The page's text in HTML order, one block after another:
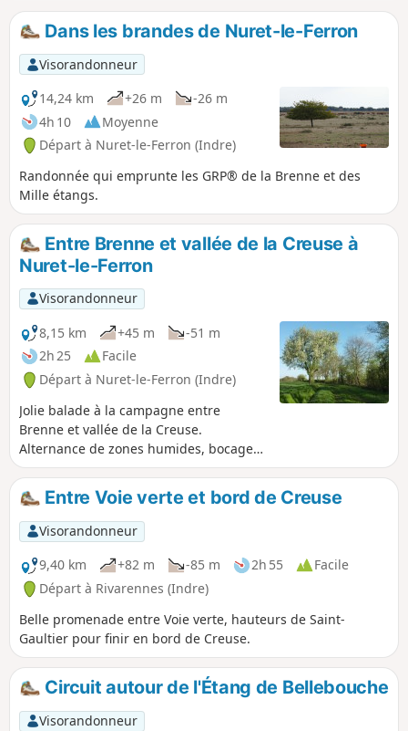
Dans les brandes de Nuret-le-Ferron
Visorandonneur
14,24 km
+26 m
-26 m
4h 10
Moyenne
Départ à Nuret-le-Ferron (Indre)
Randonnée qui emprunte les GRP® de la Brenne et des
Mille étangs.
Entre Brenne et vallée de la Creuse à
Nuret-le-Ferron
Visorandonneur
8,15 km
+45 m
-51 m
2h 25
Facile
Départ à Nuret-le-Ferron (Indre)
Jolie balade à la campagne entre
Brenne et vallée de la Creuse.
Alternance de zones humides, bocages
et cultures céréalières.
Entre Voie verte et bord de Creuse
Visorandonneur
9,40 km
+82 m -85 m 2h 55
Facile
Départ à Rivarennes (Indre)
Belle promenade entre Voie verte, hauteurs de Saint-
Gaultier pour finir en bord de Creuse.
Circuit autour de l'Étang de Bellebouche
Visorandonneur